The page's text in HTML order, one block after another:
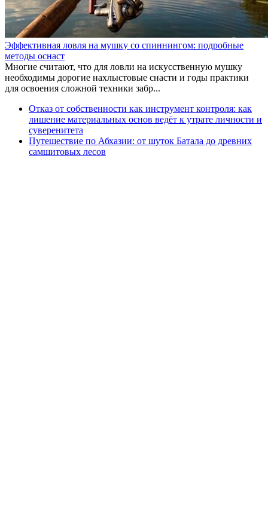
Эффективная ловля на мушку со спиннингом: подробные
методы оснаст
Многие считают, что для ловли на искусственную мушку
необходимы дорогие нахлыстовые снасти и годы практики
для освоения сложной техники забр...
Отказ от собственности как инструмент контроля: как
лишение материальных основ ведёт к утрате личности и
суверенитета
Путешествие по Абхазии: от шуток Батала до древних
самшитовых лесов